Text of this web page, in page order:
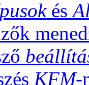
és
KFM-